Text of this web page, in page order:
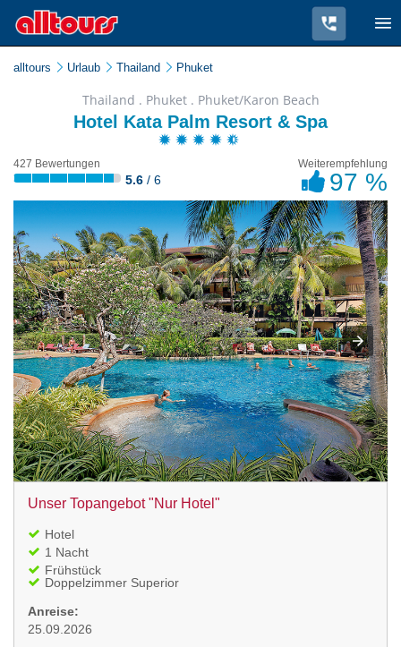
alltours Urlaub Thailand Phuket
Thailand . Phuket . Phuket/Karon Beach
Hotel Kata Palm Resort & Spa
427 Bewertungen
5.6 / 6
Weiterempfehlung
97 %
Unser Topangebot "Nur Hotel"
Hotel
1 Nacht
Frühstück
Doppelzimmer Superior
Anreise:
25.09.2026